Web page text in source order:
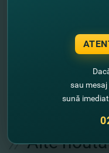
Expediază solicitarea
// Alte
sau mesaj
sună imediat